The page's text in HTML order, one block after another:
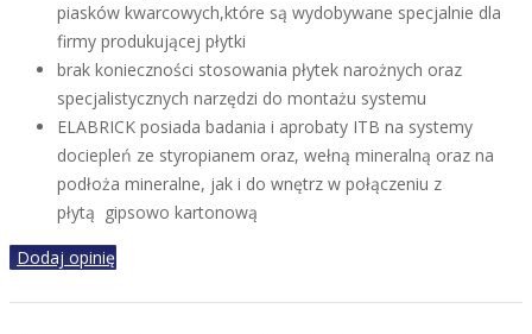
piasków kwarcowych,które są wydobywane specjalnie dla
firmy produkującej płytki
brak konieczności stosowania płytek narożnych oraz
specjalistycznych narzędzi do montażu systemu
ELABRICK posiada badania i aprobaty ITB na systemy
dociepleń ze styropianem oraz, wełną mineralną oraz na
podłoża mineralne, jak i do wnętrz w połączeniu z
płytą gipsowo kartonową
Dodaj opinię